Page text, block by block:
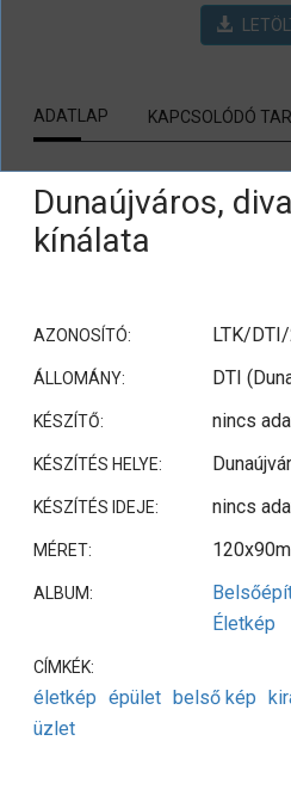
ADATLAP KAPCSOLÓDÓ
Dunaújváros,
kínálata
AZONOSÍTÓ: LTK/
ÁLLOMÁNY: DTI
KÉSZÍTŐ: nincs
KÉSZÍTÉS HELYE:
KÉSZÍTÉS IDEJE: nincs
MÉRET:
ALBUM:
Életkép
CÍMKÉK:
életkép épület belső kép
üzlet